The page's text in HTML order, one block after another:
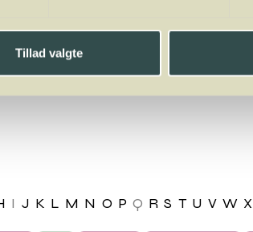
Tillad valgte
I J K L M N O P Q R S T U V W X